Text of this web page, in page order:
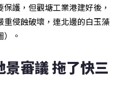
護，但觀塘工業港建好後，
侵蝕破壞，連北邊的白玉藻
。
審議 拖了快三